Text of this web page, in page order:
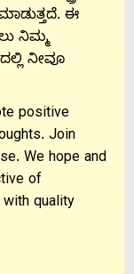
ಈ
ನಿಮ್ಮ
ನೀವೂ
positive
Join
We hope and
of
quality